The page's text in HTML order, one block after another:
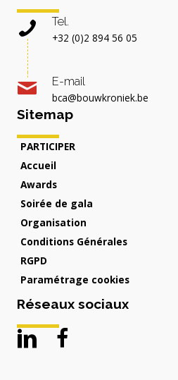
Tel.
+32 (0)2 894 56 05
E-mail
bca@bouwkroniek.be
Sitemap
PARTICIPER
Accueil
Awards
Soirée de gala
Organisation
Conditions Générales
RGPD
Paramétrage cookies
Réseaux sociaux